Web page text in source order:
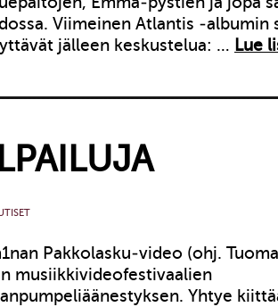
Viimeinen Atlantis -albumin
jälleen keskustelua: … Lue
Pakkolasku-video (ohj.
musiikkivideofestivaalien
Yhtye